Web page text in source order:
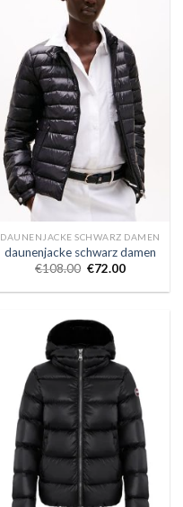
DAUNENJACKE SCHWARZ DAMEN
daunenjacke schwarz damen
€108.00 €72.00